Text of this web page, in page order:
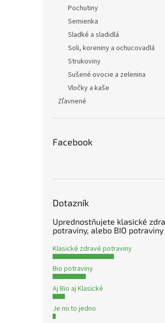
Pochutiny
Semienka
Sladké a sladidlá
Soli, koreniny a ochucovadlá
Strukoviny
Sušené ovocie a zelenina
Vločky a kaše
Zľavnené
Facebook
Dotazník
Uprednostňujete klasické
potraviny, alebo BIO potraviny
Klasické zdravé potraviny
Bio potraviny
Aj Bio aj Klasické
Je mi to jedno